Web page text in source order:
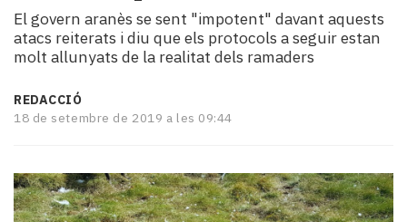
turisme
Cultura
Mai
tant!
mitjans
El
temps
El govern aranès se sent "impotent" davant aquests
atacs reiterats i diu que els protocols a seguir estan
molt allunyats de la realitat dels ramaders
REDACCIÓ
18 de setembre de 2019 a les 09:44